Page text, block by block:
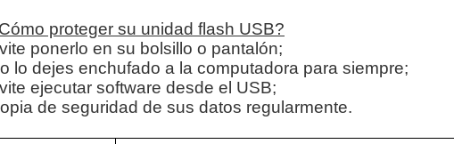
proteger su unidad flash USB?
ponerlo en su bolsillo o pantalón;
lo dejes enchufado a la computadora para siempre;
ejecutar software desde el USB;
de seguridad de sus datos regularmente.